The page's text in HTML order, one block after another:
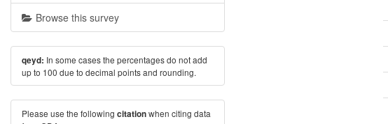
Browse this survey
qeyd: In some cases the percentages do not add
up to 100 due to decimal points and rounding.
Please use the following citationwhen citing data